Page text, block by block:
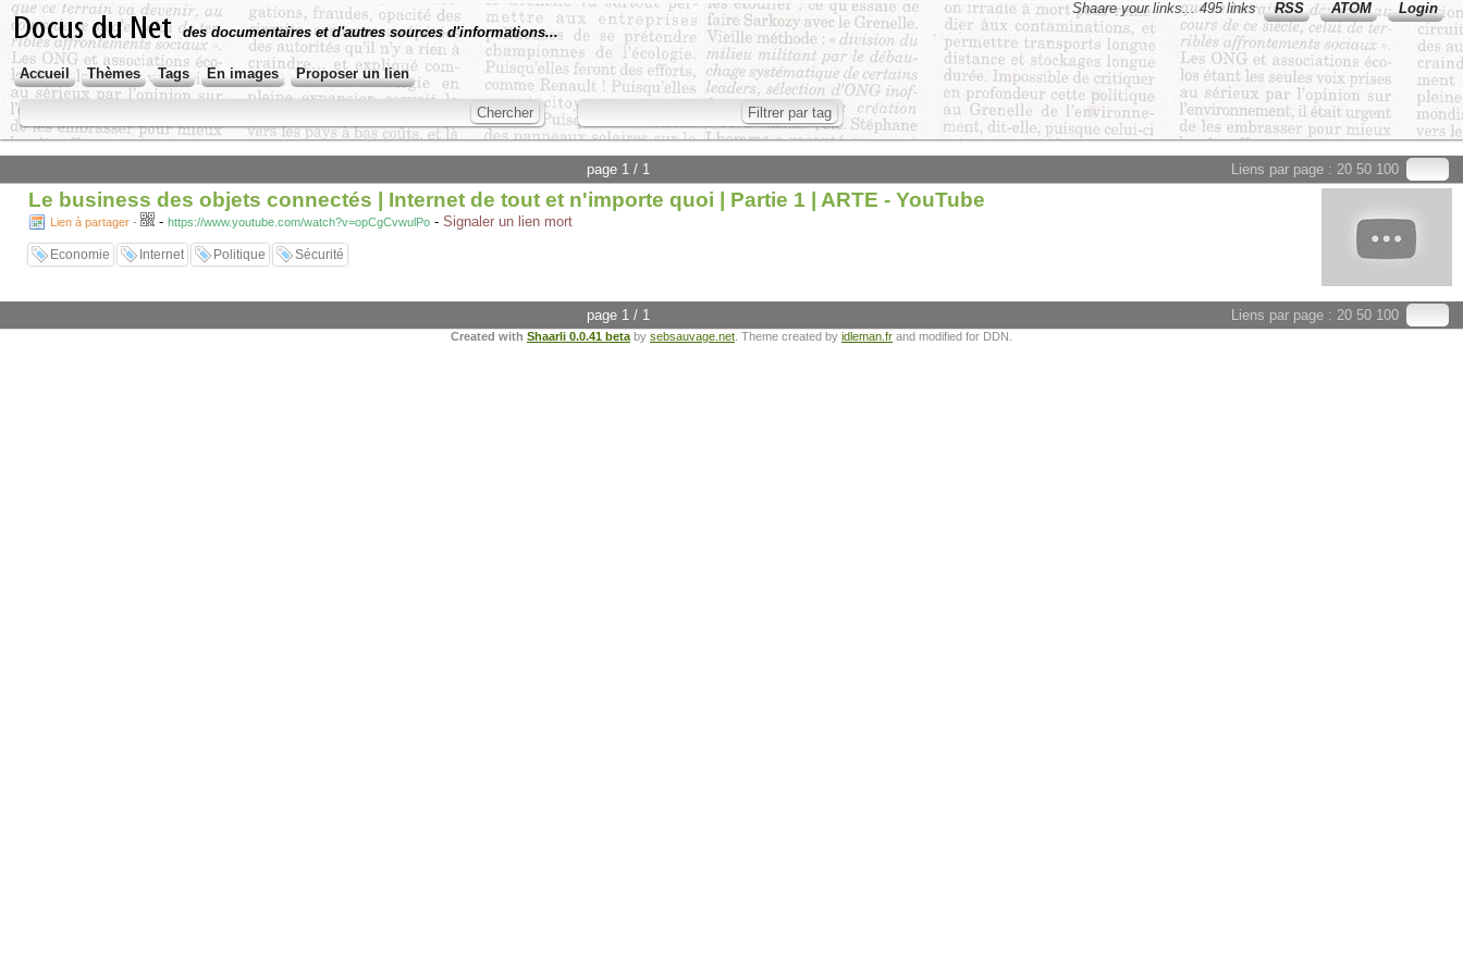
Shaare your links... 495 links RSS ATOM
Login
des documentaires et d'autres sources d'informations...
Accueil Thèmes Tags En images Proposer un lien
Liens par page : 20 50 100
page 1 / 1
Le business des objets connectés | Internet de tout et n'importe quoi | Partie 1 | ARTE - YouTube
Lien à partager - - https://www.youtube.com/watch?v=opCgCvwulPo - Signaler un lien mort
Economie Internet Politique Sécurité
Liens par page : 20 50 100
page 1 / 1
Created with Shaarli 0.0.41 beta by sebsauvage.net . Theme created by idleman.fr and modified for DDN.